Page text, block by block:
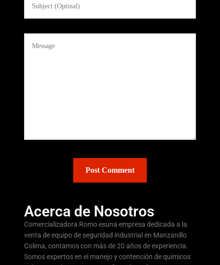
Acerca de Nosotros
Comercializadora Romo esuna empresa dedicada a la
venta de equipo de seguridad industrial en Manzanillo
Colima, contamos con más de 20 años de experiencia.
Somos expertos en el manejo y contención de químicos